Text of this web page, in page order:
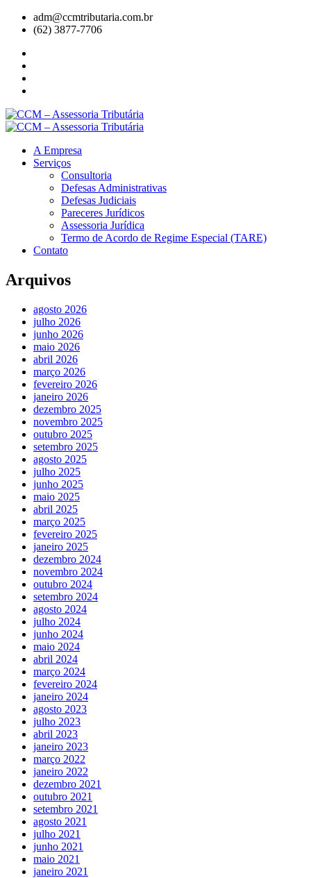
adm@ccmtributaria.com.br
(62) 3877-7706
A Empresa
Serviços
Consultoria
Defesas Administrativas
Defesas Judiciais
Pareceres Jurídicos
Assessoria Jurídica
Termo de Acordo de Regime Especial (TARE)
Contato
Arquivos
agosto 2026
julho 2026
junho 2026
maio 2026
abril 2026
março 2026
fevereiro 2026
janeiro 2026
dezembro 2025
novembro 2025
outubro 2025
setembro 2025
agosto 2025
julho 2025
junho 2025
maio 2025
abril 2025
março 2025
fevereiro 2025
janeiro 2025
dezembro 2024
novembro 2024
outubro 2024
setembro 2024
agosto 2024
julho 2024
junho 2024
maio 2024
abril 2024
março 2024
fevereiro 2024
janeiro 2024
agosto 2023
julho 2023
abril 2023
janeiro 2023
março 2022
janeiro 2022
dezembro 2021
outubro 2021
setembro 2021
agosto 2021
julho 2021
junho 2021
maio 2021
janeiro 2021